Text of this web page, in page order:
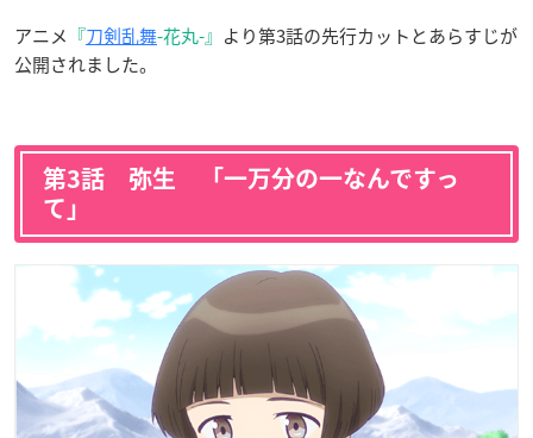
アニメ 『刀剣乱舞-花丸-』 より第3話の先行カットとあらすじが
公開されました。
第3話 弥生 「一万分の一なんですっ
て」